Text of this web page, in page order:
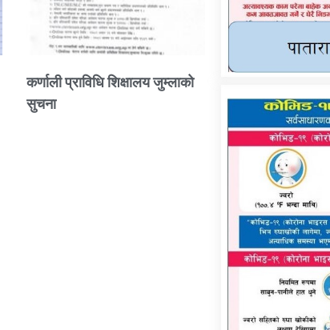
कर्णाली प्राविधि शिक्षालय जुम्लाको
सुचना